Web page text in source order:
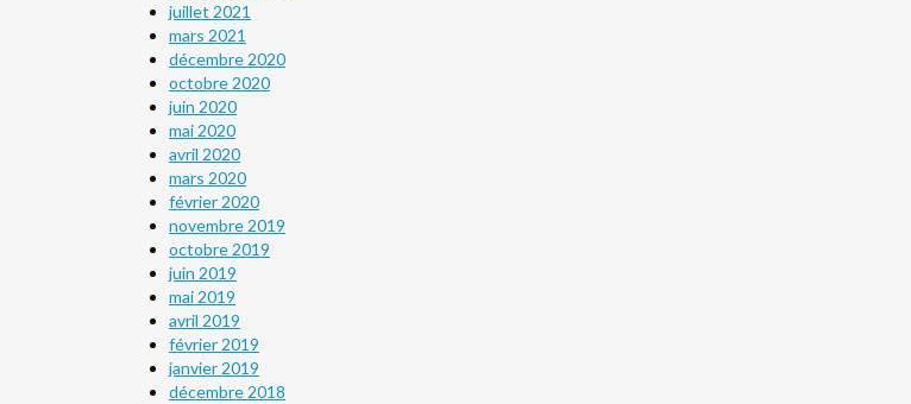
juillet 2021
mars 2021
décembre 2020
octobre 2020
juin 2020
mai 2020
avril 2020
mars 2020
février 2020
novembre 2019
octobre 2019
juin 2019
mai 2019
avril 2019
février 2019
janvier 2019
décembre 2018